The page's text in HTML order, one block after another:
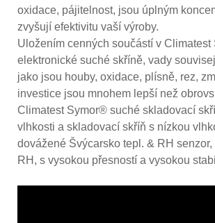
oxidace, pájitelnost, jsou úplným
zvyšují efektivitu vaší výroby.
Uložením cenných součástí v Climatest
elektronické suché skříně, vady
jako jsou houby, oxidace, plísně, rez,
investice jsou mnohem lepší než
Climatest Symor® suché skladovací
vlhkosti a skladovací skříň s nízkou
dovážené Švýcarsko tepl. & RH
RH, s vysokou přesností a vysokou